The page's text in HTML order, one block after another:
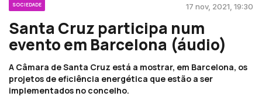
SOCIEDADE 17 nov, 2021, 19:30
Santa Cruz participa num
evento em Barcelona (áudio)
A Câmara de Santa Cruz está a mostrar, em Barcelona, os
projetos de eficiência energética que estão a ser
implementados no concelho.